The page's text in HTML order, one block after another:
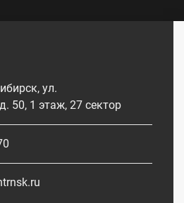
ул.
50, 1 этаж, 27 сектор